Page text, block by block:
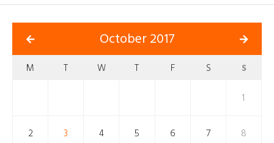
October 2017
M T W T F S S
1
2 3 4 5 6 7 8